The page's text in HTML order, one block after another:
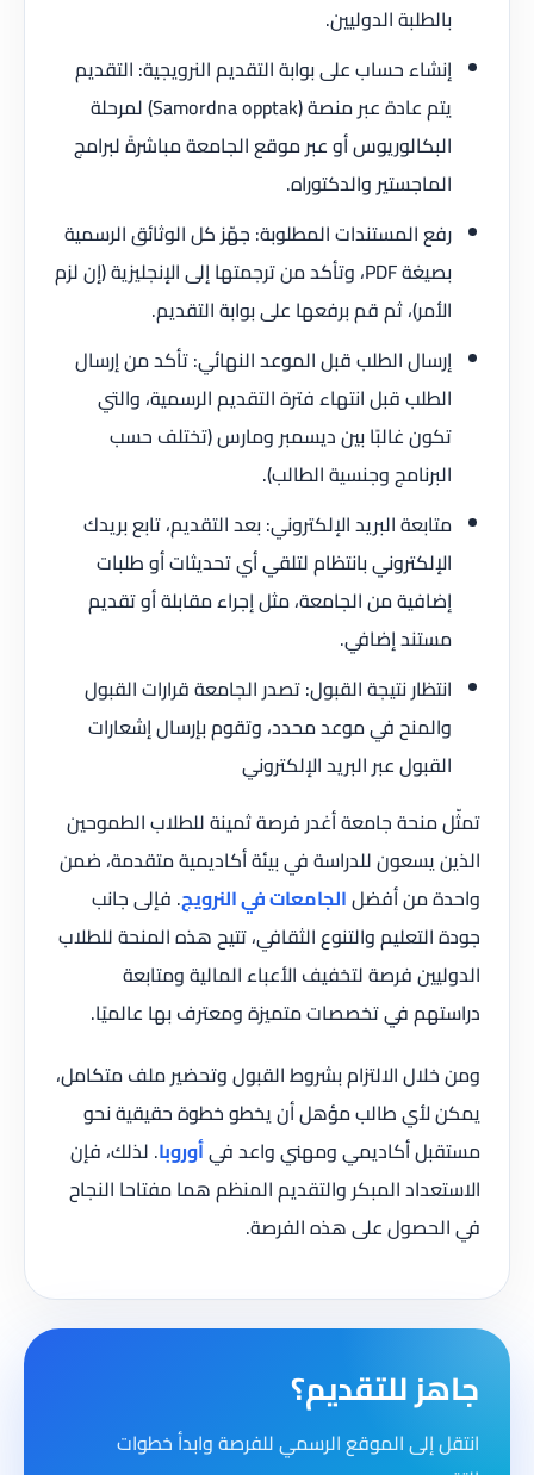
بالطلبة الدوليين.
إنشاء حساب على بوابة التقديم النرويجية: التقديم
يتم عادة عبر منصة (Samordna opptak) لمرحلة
البكالوريوس أو عبر موقع الجامعة مباشرةً لبرامج
الماجستير والدكتوراه.
رفع المستندات المطلوبة: جهّز كل الوثائق الرسمية
بصيغة PDF، وتأكد من ترجمتها إلى الإنجليزية (إن لزم
الأمر)، ثم قم برفعها على بوابة التقديم.
إرسال الطلب قبل الموعد النهائي: تأكد من إرسال
الطلب قبل انتهاء فترة التقديم الرسمية، والتي
تكون غالبًا بين ديسمبر ومارس (تختلف حسب
البرنامج وجنسية الطالب).
متابعة البريد الإلكتروني: بعد التقديم، تابع بريدك
الإلكتروني بانتظام لتلقي أي تحديثات أو طلبات
إضافية من الجامعة، مثل إجراء مقابلة أو تقديم
مستند إضافي.
انتظار نتيجة القبول: تصدر الجامعة قرارات القبول
والمنح في موعد محدد، وتقوم بإرسال إشعارات
القبول عبر البريد الإلكتروني
تمثّل منحة جامعة أغدر فرصة ثمينة للطلاب الطموحين
الذين يسعون للدراسة في بيئة أكاديمية متقدمة، ضمن
واحدة من أفضلالجامعات في النرويج. فإلى جانب
جودة التعليم والتنوع الثقافي، تتيح هذه المنحة للطلاب
الدوليين فرصة لتخفيف الأعباء المالية ومتابعة
دراستهم في تخصصات متميزة ومعترف بها عالميًا.
ومن خلال الالتزام بشروط القبول وتحضير ملف متكامل،
يمكن لأي طالب مؤهل أن يخطو خطوة حقيقية نحو
مستقبل أكاديمي ومهني واعد فيأوروبا. لذلك، فإن
الاستعداد المبكر والتقديم المنظم هما مفتاحا النجاح
في الحصول على هذه الفرصة.
جاهز للتقديم؟
انتقل إلى الموقع الرسمي للفرصة وابدأ خطوات